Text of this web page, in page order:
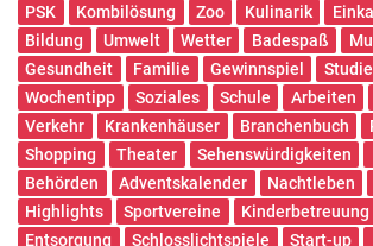
PSK
Kombilösung Zoo Kulinarik
Bildung
Umwelt Wetter Badespaß
Gesundheit
Familie Gewinnspiel
Wochentipp
Soziales Schule Arbeiten
Verkehr
Krankenhäuser Branchenbuch
Shopping
Theater Sehenswürdigkeiten
Behörden
Adventskalender Nachtleben
Highlights
Sportvereine Kinderbetreuung
Entsorgung
Schlosslichtspiele Start-up